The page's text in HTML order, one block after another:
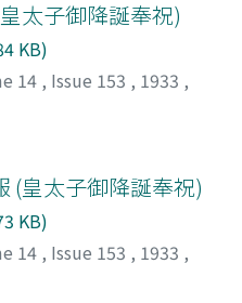
太子御降誕奉祝)
KB)
14 , Issue 153 , 1933 ,
(皇太子御降誕奉祝)
KB)
14 , Issue 153 , 1933 ,